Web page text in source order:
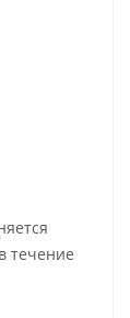
течение